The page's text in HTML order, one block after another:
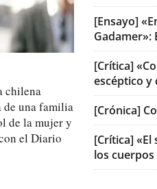
chilena
de una familia
de la mujer y
el Diario
[Ensayo]
Gadamer»:
[Crítica]
escéptico y
[Crónica]
[Crítica] «El
los